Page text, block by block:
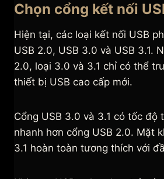
Chọn cổng kết nối
Hiện tại, các loại kết nối USB
USB 2.0, USB 3.0 và USB 3.1.
2.0, loại 3.0 và 3.1 chỉ có thể
thiết bị USB cao cấp mới.
Cổng USB 3.0 và 3.1 có tốc độ
nhanh hơn cổng USB 2.0. Mặt
3.1 hoàn toàn tương thích với